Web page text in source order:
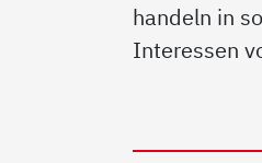
handeln in
Interessen